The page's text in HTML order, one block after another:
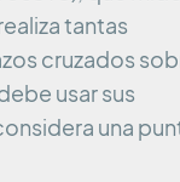
tantas
cruzados
usar sus
una